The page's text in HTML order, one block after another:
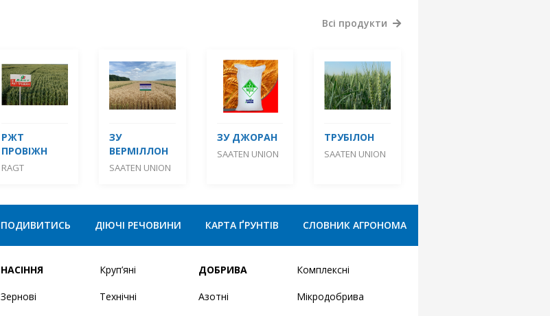
РЖТ
ПРОВІЖН
RAGT
ЗУ
ВЕРМІЛЛОН
SAATEN UNION
ЗУ ДЖОРАН
SAATEN UNION
ТРУБІЛОН
SAATEN UNION
Всі продукти
ПОДИВИТИСЬ ДІЮЧІ РЕЧОВИНИ КАРТА ҐРУНТІВ СЛОВНИК АГРОНОМА
НАСІННЯ
Зернові
Круп’яні
Технічні
ДОБРИВА
Азотні
Комплексні
Мікродобрива